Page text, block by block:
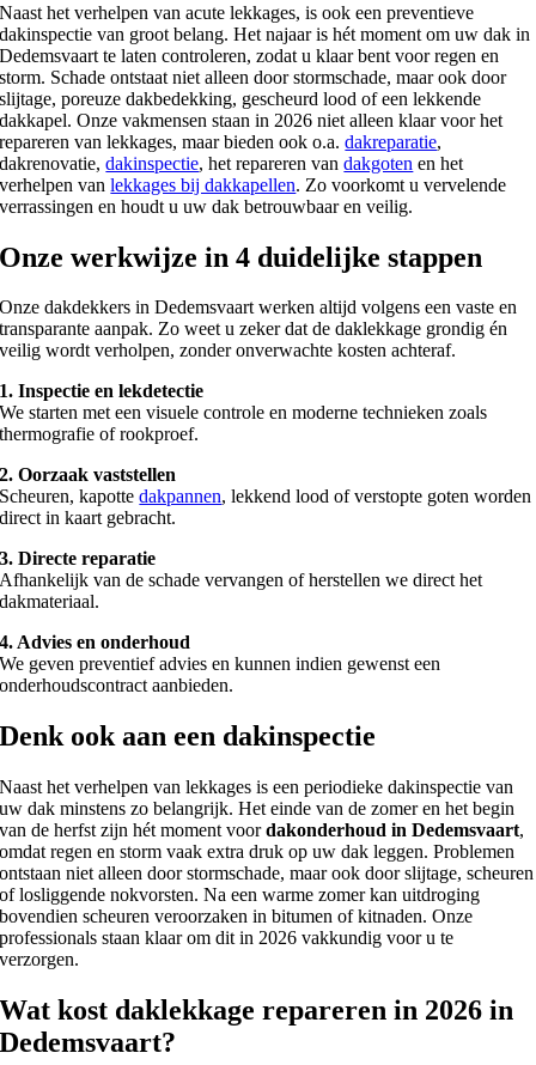
Naast het verhelpen van acute lekkages, is ook een preventieve
dakinspectie van groot belang. Het najaar is hét moment om uw dak in
Dedemsvaart te laten controleren, zodat u klaar bent voor regen en
storm. Schade ontstaat niet alleen door stormschade, maar ook door
slijtage, poreuze dakbedekking, gescheurd lood of een lekkende
dakkapel. Onze vakmensen staan in 2026 niet alleen klaar voor het
repareren van lekkages, maar bieden ook o.a.dakreparatie,
dakrenovatie,dakinspectie, het repareren vandakgoten en het
verhelpen vanlekkages bij dakkapellen. Zo voorkomt u vervelende
verrassingen en houdt u uw dak betrouwbaar en veilig.
Onze werkwijze in 4 duidelijke stappen
Onze dakdekkers in Dedemsvaart werken altijd volgens een vaste en
transparante aanpak. Zo weet u zeker dat de daklekkage grondig én
veilig wordt verholpen, zonder onverwachte kosten achteraf.
1. Inspectie en lekdetectie
We starten met een visuele controle en moderne technieken zoals
thermografie of rookproef.
2. Oorzaak vaststellen
Scheuren, kapottedakpannen, lekkend lood of verstopte goten worden
direct in kaart gebracht.
3. Directe reparatie
Afhankelijk van de schade vervangen of herstellen we direct het
dakmateriaal.
4. Advies en onderhoud
We geven preventief advies en kunnen indien gewenst een
onderhoudscontract aanbieden.
Denk ook aan een dakinspectie
Naast het verhelpen van lekkages is een periodieke dakinspectie van
uw dak minstens zo belangrijk. Het einde van de zomer en het begin
van de herfst zijn hét moment voordakonderhoud in Dedemsvaart,
omdat regen en storm vaak extra druk op uw dak leggen. Problemen
ontstaan niet alleen door stormschade, maar ook door slijtage, scheuren
of losliggende nokvorsten. Na een warme zomer kan uitdroging
bovendien scheuren veroorzaken in bitumen of kitnaden. Onze
professionals staan klaar om dit in 2026 vakkundig voor u te
verzorgen.
Wat kost daklekkage repareren in 2026 in
Dedemsvaart?